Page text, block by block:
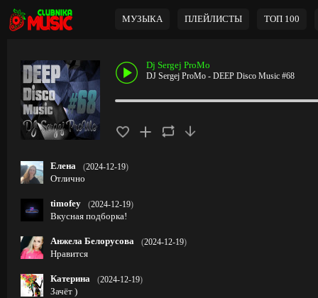
МУЗЫКА ПЛЕЙЛИСТЫ ТОП 100
Dj Sergej ProMo
DJ Sergej ProMo - DEEP Disco Music #68
Елена (2024-12-19)
Отлично
timofey (2024-12-19)
Вкусная подборка!
Анжела Белорусова (2024-12-19)
Нравится
Катерина (2024-12-19)
Зачёт )